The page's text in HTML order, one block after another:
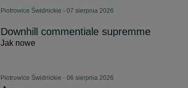
Piotrowice Świdnickie - 07 sierpnia 2026
Downhill commentiale supremme
Jak nowe
Piotrowice Świdnickie - 06 sierpnia 2026